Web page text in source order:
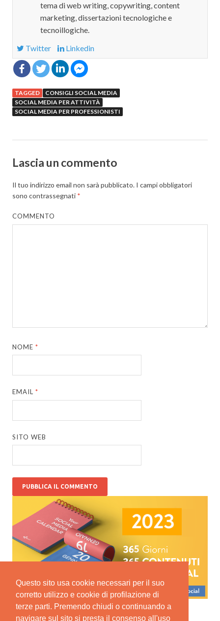
Questo sito usa cookie necessari per il suo
corretto utilizzo e cookie di profilazione di
terze parti. Premendo chiudi o continuando a
navigare sul sito si presta il consenso all'uso
tema di web writing, copywriting, content
marketing, dissertazioni tecnologiche e
tecnoillogiche.
Twitter
Linkedin
TAGGED
CONSIGLI SOCIAL MEDIA
SOCIAL MEDIA PER ATTIVITÀ
SOCIAL MEDIA PER PROFESSIONISTI
Lascia un commento
Il tuo indirizzo email non sarà pubblicato. I campi obbligatori
sono contrassegnati *
COMMENTO
NOME*
EMAIL*
SITO WEB